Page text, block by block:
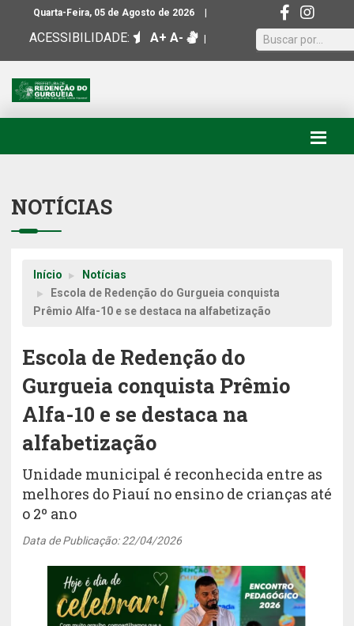
Quarta-Feira, 05 de Agosto de 2026 |
ACESSIBILIDADE: A+ A- |
NOTÍCIAS
Início
Notícias
Escola de Redenção do Gurgueia conquista
Prêmio Alfa-10 e se destaca na alfabetização
Escola de Redenção do
Gurgueia conquista Prêmio
Alfa-10 e se destaca na
alfabetização
Unidade municipal é reconhecida entre as
melhores do Piauí no ensino de crianças até
o 2º ano
Data de Publicação: 22/04/2026